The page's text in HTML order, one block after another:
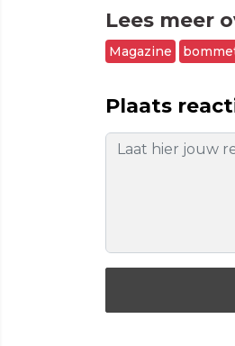
Lees meer
Magazine
Plaats